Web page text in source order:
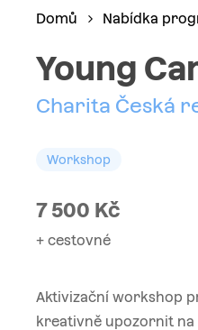
Domů Nabídka
Young
Charita Česká
Workshop
7 500 Kč
+ cestovné
Aktivizační workshop
kreativně upozornit na